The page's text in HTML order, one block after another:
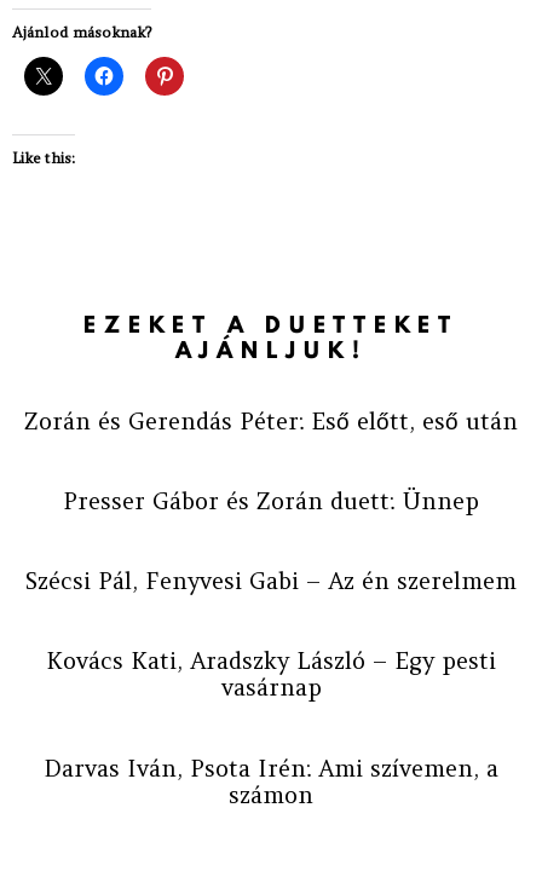
Ajánlod másoknak?
Like this:
EZEKET A DUETTEKET
AJÁNLJUK!
Zorán és Gerendás Péter: Eső előtt, eső után
Presser Gábor és Zorán duett: Ünnep
Szécsi Pál, Fenyvesi Gabi – Az én szerelmem
Kovács Kati, Aradszky László – Egy pesti
vasárnap
Darvas Iván, Psota Irén: Ami szívemen, a
számon